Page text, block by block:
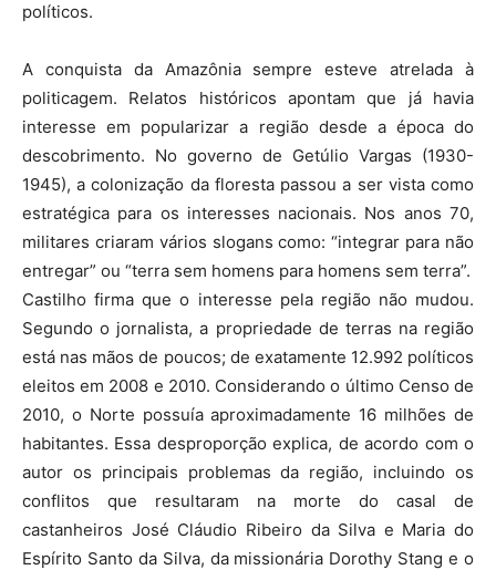
políticos.
A conquista da Amazônia sempre esteve atrelada à
politicagem. Relatos históricos apontam que já havia
interesse em popularizar a região desde a época do
descobrimento. No governo de Getúlio Vargas (1930-
1945), a colonização da floresta passou a ser vista como
estratégica para os interesses nacionais. Nos anos 70,
militares criaram vários slogans como: “integrar para não
entregar” ou “terra sem homens para homens sem terra”.
Castilho firma que o interesse pela região não mudou.
Segundo o jornalista, a propriedade de terras na região
está nas mãos de poucos; de exatamente 12.992 políticos
eleitos em 2008 e 2010. Considerando o último Censo de
2010, o Norte possuía aproximadamente 16 milhões de
habitantes. Essa desproporção explica, de acordo com o
autor os principais problemas da região, incluindo os
conflitos que resultaram na morte do casal de
castanheiros José Cláudio Ribeiro da Silva e Maria do
Espírito Santo da Silva, da missionária Dorothy Stang e o